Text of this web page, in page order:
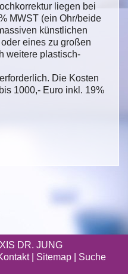
liegen bei
MWST (ein Ohr/beide
künstlichen
eines zu großen
weitere plastisch-
Die Kosten
1000,- Euro inkl. 19%
DR. JUNG
| Sitemap Suche